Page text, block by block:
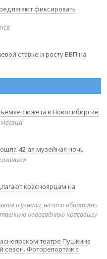
фиксировать
ставке и росту ВВП на
сюжета в Новосибирске
42-ая музейная ночь
красноярцам на
и узнали, на что обратить
новогоднюю красавицу
театре Пушкина
сезон. Фоторепортаж с